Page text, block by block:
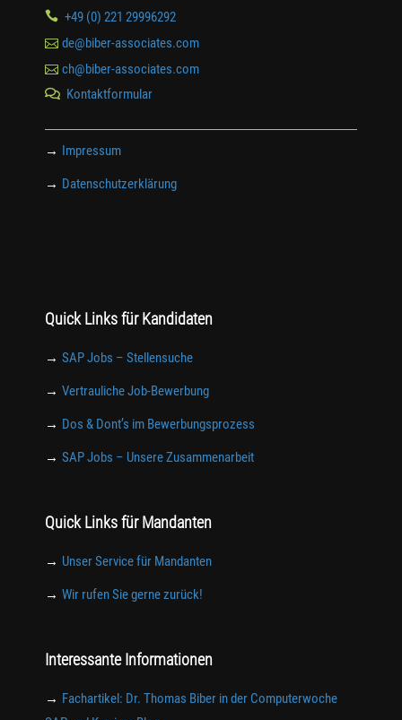
 +49 (0) 221 29996292
 de@biber-associates.com
 ch@biber-associates.com
 Kontaktformular
→ Impressum
→ Datenschutzerklärung
Quick Links für Kandidaten
→ SAP Jobs – Stellensuche
→ Vertrauliche Job-Bewerbung
→ Dos & Dont’s im Bewerbungsprozess
→ SAP Jobs – Unsere Zusammenarbeit
Quick Links für Mandanten
→ Unser Service für Mandanten
→ Wir rufen Sie gerne zurück!
Interessante Informationen
→ Fachartikel: Dr. Thomas Biber in der Computerwoche